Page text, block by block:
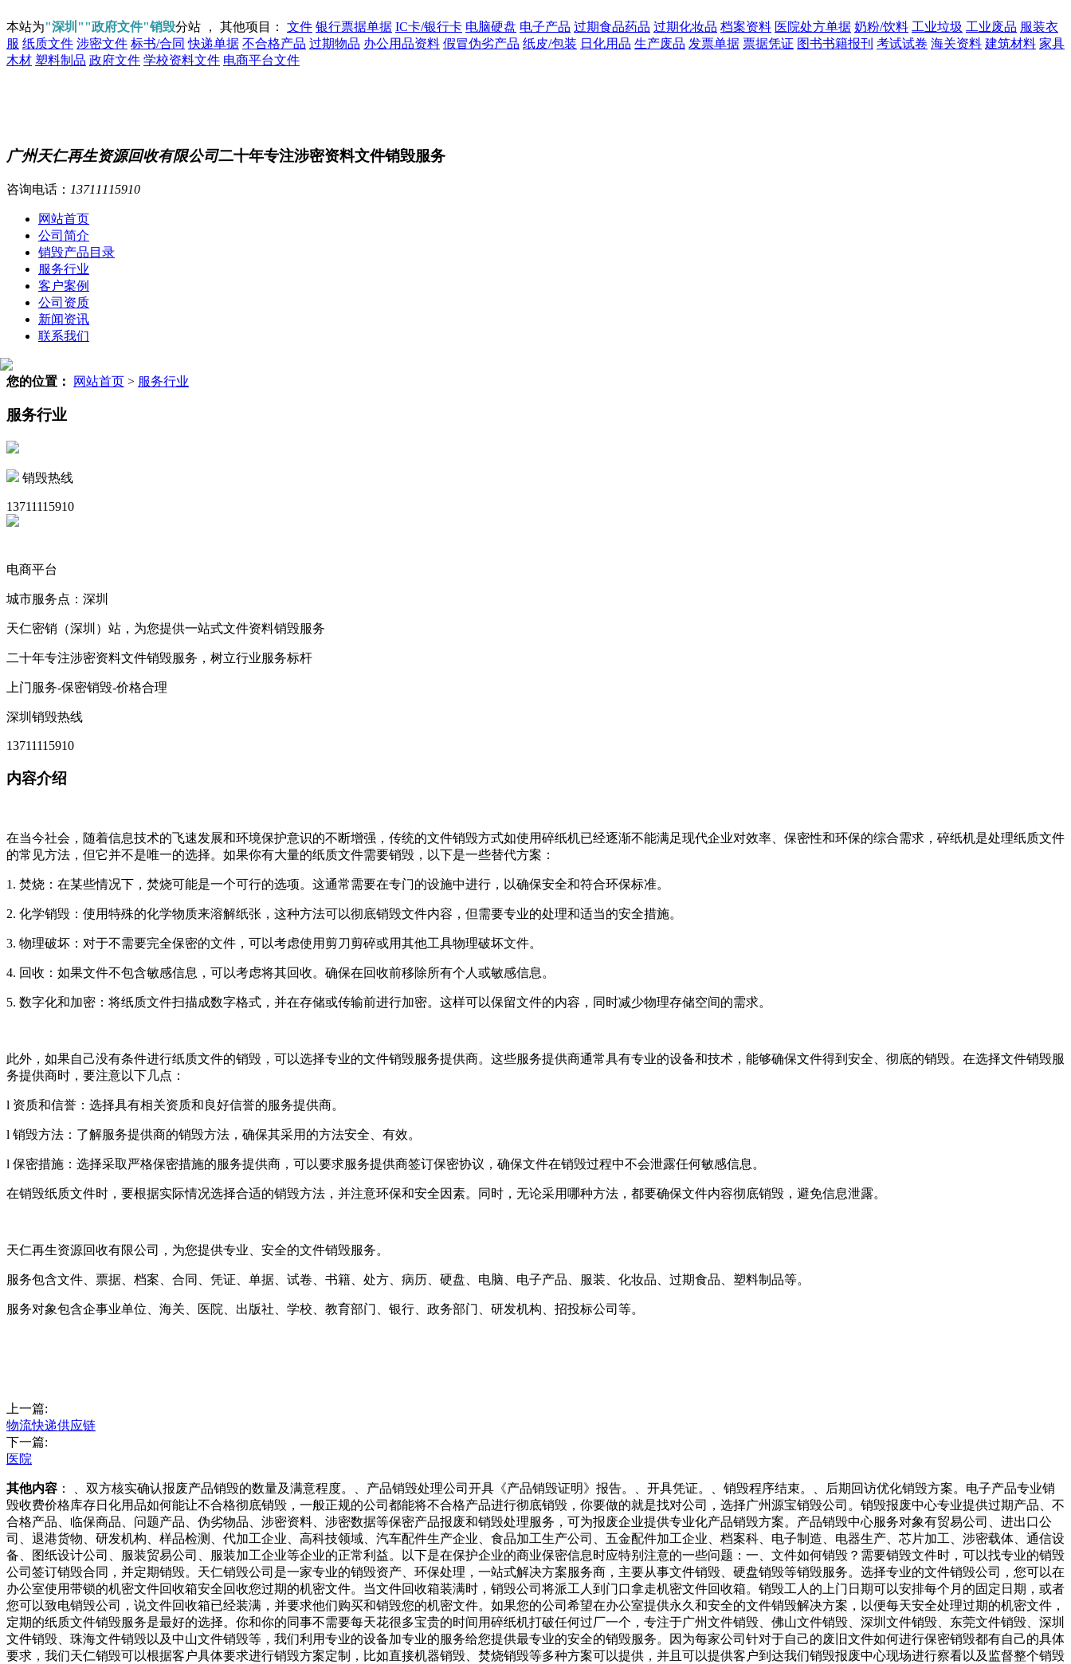
本站为"深圳""政府文件"销毁分站 ， 其他项目： 文件 银行票据单据 IC卡/银行卡 电脑硬盘 电子产品 过期食品药品 过期化妆品 档案资料 医院处方单据 奶粉/饮料 工业垃圾 工业废品 服装衣
服 纸质文件 涉密文件 标书/合同 快递单据 不合格产品 过期物品 办公用品资料 假冒伪劣产品 纸皮/包装 日化用品 生产废品 发票单据 票据凭证 图书书籍报刊 考试试卷 海关资料 建筑材料 家具
木材 塑料制品 政府文件 学校资料文件 电商平台文件
广州天仁再生资源回收有限公司二十年专注涉密资料文件销毁服务
咨询电话： 13711115910
网站首页
公司简介
销毁产品目录
服务行业
客户案例
公司资质
新闻资讯
联系我们
您的位置： 网站首页 > 服务行业
服务行业
销毁热线
13711115910
电商平台
城市服务点：深圳
天仁密销（深圳）站，为您提供一站式文件资料销毁服务
二十年专注涉密资料文件销毁服务，树立行业服务标杆
上门服务-保密销毁-价格合理
深圳销毁热线
13711115910
内容介绍
在当今社会，随着信息技术的飞速发展和环境保护意识的不断增强，传统的文件销毁方式如使用碎纸机已经逐渐不能满足现代企业对效率、保密性和环保的综合需求，碎纸机是处理纸质文件
的常见方法，但它并不是唯一的选择。如果你有大量的纸质文件需要销毁，以下是一些替代方案：
1. 焚烧：在某些情况下，焚烧可能是一个可行的选项。这通常需要在专门的设施中进行，以确保安全和符合环保标准。
2. 化学销毁：使用特殊的化学物质来溶解纸张，这种方法可以彻底销毁文件内容，但需要专业的处理和适当的安全措施。
3. 物理破坏：对于不需要完全保密的文件，可以考虑使用剪刀剪碎或用其他工具物理破坏文件。
4. 回收：如果文件不包含敏感信息，可以考虑将其回收。确保在回收前移除所有个人或敏感信息。
5. 数字化和加密：将纸质文件扫描成数字格式，并在存储或传输前进行加密。这样可以保留文件的内容，同时减少物理存储空间的需求。
此外，如果自己没有条件进行纸质文件的销毁，可以选择专业的文件销毁服务提供商。这些服务提供商通常具有专业的设备和技术，能够确保文件得到安全、彻底的销毁。在选择文件销毁服
务提供商时，要注意以下几点：
l 资质和信誉：选择具有相关资质和良好信誉的服务提供商。
l 销毁方法：了解服务提供商的销毁方法，确保其采用的方法安全、有效。
l 保密措施：选择采取严格保密措施的服务提供商，可以要求服务提供商签订保密协议，确保文件在销毁过程中不会泄露任何敏感信息。
在销毁纸质文件时，要根据实际情况选择合适的销毁方法，并注意环保和安全因素。同时，无论采用哪种方法，都要确保文件内容彻底销毁，避免信息泄露。
天仁再生资源回收有限公司，为您提供专业、安全的文件销毁服务。
服务包含文件、票据、档案、合同、凭证、单据、试卷、书籍、处方、病历、硬盘、电脑、电子产品、服装、化妆品、过期食品、塑料制品等。
服务对象包含企事业单位、海关、医院、出版社、学校、教育部门、银行、政务部门、研发机构、招投标公司等。
上一篇:
物流快递供应链
下一篇:
医院
其他内容 ： 、双方核实确认报废产品销毁的数量及满意程度。、产品销毁处理公司开具《产品销毁证明》报告。、开具凭证。、销毁程序结束。、后期回访优化销毁方案。电子产品专业销
毁收费价格库存日化用品如何能让不合格彻底销毁，一般正规的公司都能将不合格产品进行彻底销毁，你要做的就是找对公司，选择广州源宝销毁公司。销毁报废中心专业提供过期产品、不
合格产品、临保商品、问题产品、伪劣物品、涉密资料、涉密数据等保密产品报废和销毁处理服务，可为报废企业提供专业化产品销毁方案。产品销毁中心服务对象有贸易公司、进出口公
司、退港货物、研发机构、样品检测、代加工企业、高科技领域、汽车配件生产企业、食品加工生产公司、五金配件加工企业、档案科、电子制造、电器生产、芯片加工、涉密载体、通信设
备、图纸设计公司、服装贸易公司、服装加工企业等企业的正常利益。以下是在保护企业的商业保密信息时应特别注意的一些问题：一、文件如何销毁？需要销毁文件时，可以找专业的销毁
公司签订销毁合同，并定期销毁。天仁销毁公司是一家专业的销毁资产、环保处理，一站式解决方案服务商，主要从事文件销毁、硬盘销毁等销毁服务。选择专业的文件销毁公司，您可以在
办公室使用带锁的机密文件回收箱安全回收您过期的机密文件。当文件回收箱装满时，销毁公司将派工人到门口拿走机密文件回收箱。销毁工人的上门日期可以安排每个月的固定日期，或者
您可以致电销毁公司，说文件回收箱已经装满，并要求他们购买和销毁您的机密文件。如果您的公司希望在办公室提供永久和安全的文件销毁解决方案，以便每天安全处理过期的机密文件，
定期的纸质文件销毁服务是最好的选择。你和你的同事不需要每天花很多宝贵的时间用碎纸机打破任何过厂一个，专注于广州文件销毁、佛山文件销毁、深圳文件销毁、东莞文件销毁、深圳
文件销毁、珠海文件销毁以及中山文件销毁等，我们利用专业的设备加专业的服务给您提供最专业的安全的销毁服务。因为每家公司针对于自己的废旧文件如何进行保密销毁都有自己的具体
要求，我们天仁销毁可以根据客户具体要求进行销毁方案定制，比如直接机器销毁、焚烧销毁等多种方案可以提供，并且可以提供客户到达我们销毁报废中心现场进行察看以及监督整个销毁